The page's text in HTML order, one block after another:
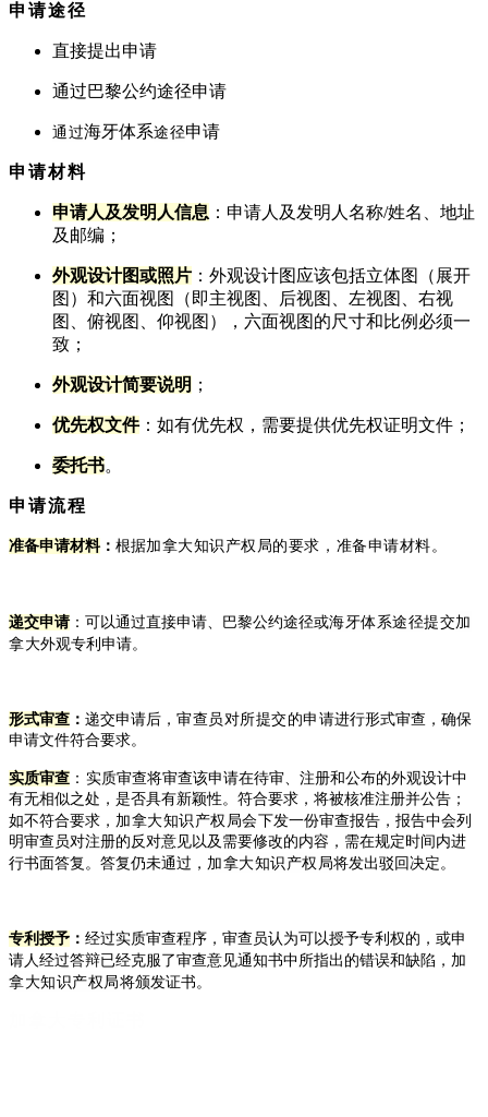
申请途径
直接提出申请
通过巴黎公约途径申请
通过海牙体系途径申请
申请材料
申请人及发明人信息 ：申请人及发明人名称/姓名、地址
及邮编；
外观设计图或照片 ：外观设计图应该包括立体图（展开
图）和六面视图（即主视图、后视图、左视图、右视
图、俯视图、仰视图），六面视图的尺寸和比例必须一
致；
外观设计简要说明 ；
优先权文件：如有优先权，需要提供优先权证明文件；
委托书。
申请流程
准备申请材料： 根据加拿大知识产权局的要求，准备申请材料。
递交申请：可以通过直接申请、巴黎公约途径或海牙体系途径提交加
拿大外观专利申请。
形式审查 ： 递交申请后， 审查员对所提交的申请进行形式审查，确保
申请文件符合要求。
实质审查 ‌： 实质审查将审查该申请在待审、注册和公布的外观设计中
有无相似之处，是否具有新颖性。符合要求，将被核准注册并公告；
如不符合要求， 加拿大知识产权局会下发一份审查报告，报告中会列
明审查员对注册的反对意见以及需要修改的内容，需在规定时间内进
行书面答复。答复仍未通过， 加拿大知识产权局将发出驳回决定。
专利授予 ： 经过实质审查程序，审查员认为可以授予专利权的，或申
请人经过答辩已经克服了审查意见通知书中所指出的错误和缺陷， 加
拿大知识产权局将颁发证书。